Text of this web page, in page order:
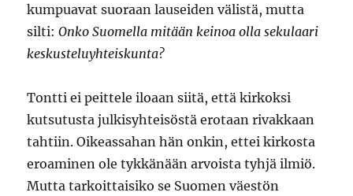
kumpuavat suoraan lauseiden välistä, mutta
silti:Onko Suomella mitään keinoa olla sekulaari
keskusteluyhteiskunta?
Tontti ei peittele iloaan siitä, että kirkoksi
kutsutusta julkisyhteisöstä erotaan rivakkaan
tahtiin. Oikeassahan hän onkin, ettei kirkosta
eroaminen ole tykkänään arvoista tyhjä ilmiö.
Mutta tarkoittaisiko se Suomen väestön